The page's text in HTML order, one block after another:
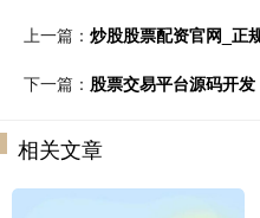
上一篇： 炒股股票配资官网_正
下一篇： 股票交易平台源码开发
相关文章